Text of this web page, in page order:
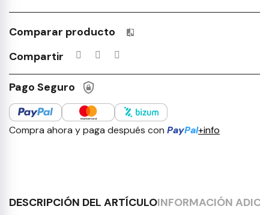
Comparar producto Productos incluidos en tu lista
Compartir
Pago Seguro
Compra ahora y paga después con PayPal+info
DESCRIPCIÓN DEL ARTÍCULOINFORMACIÓN